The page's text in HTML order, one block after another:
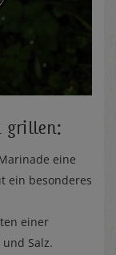
grillen:
eine
ein besonderes
einer
Salz.